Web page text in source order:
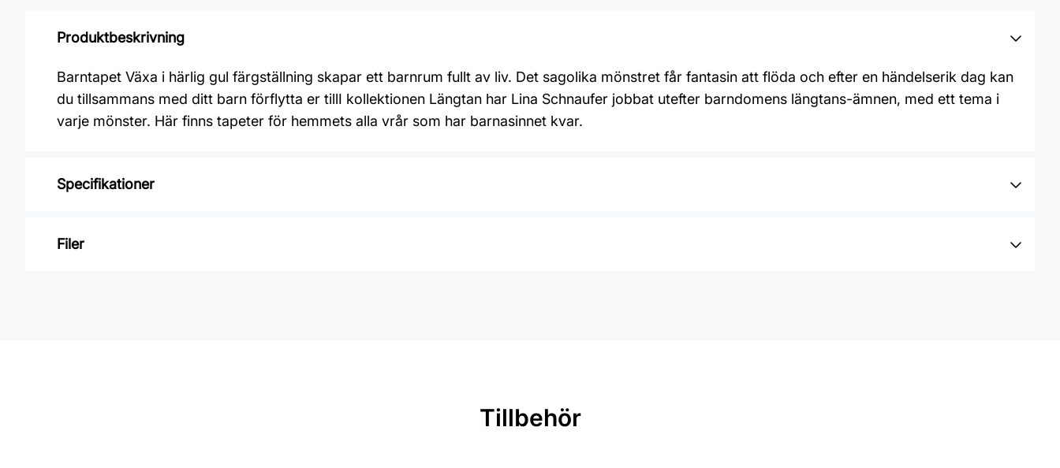
Produktbeskrivning
Barntapet Växa i härlig gul färgställning skapar ett barnrum fullt av liv. Det sagolika mönstret får fantasin att flöda och efter en händelserik dag kan
du tillsammans med ditt barn förflytta er tillI kollektionen Längtan har Lina Schnaufer jobbat utefter barndomens längtans-ämnen, med ett tema i
varje mönster. Här finns tapeter för hemmets alla vrår som har barnasinnet kvar.
Specifikationer
Varumärke: Midbec Tapeter
Filer
Tillbehör